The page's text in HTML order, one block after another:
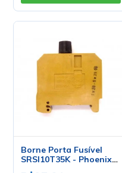
Borne Porta Fusível
SRSI10T35K - Phoenix
Mecano